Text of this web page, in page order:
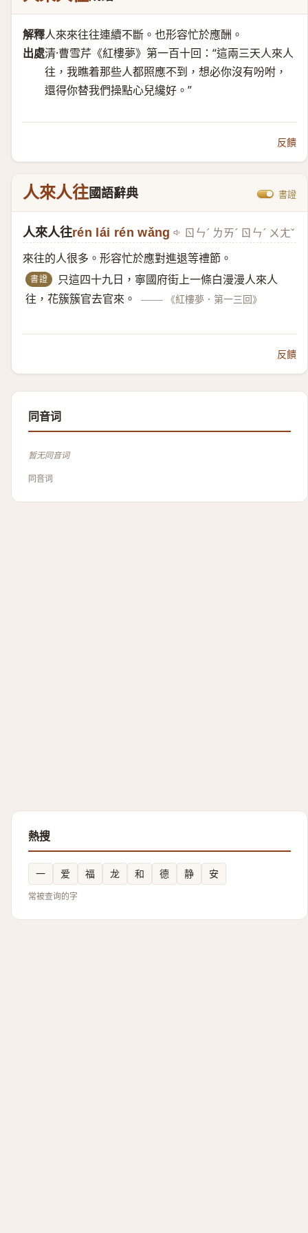
解釋人來來往往連續不斷。也形容忙於應酬。
出處清·曹雪芹《紅樓夢》第一百十回：“這兩三天人來人
往，我瞧着那些人都照應不到，想必你沒有吩咐，
還得你替我們操點心兒纔好。”
反饋
人來人往國語辭典 書證
人來人往rén lái rén wǎng ㄖㄣˊ ㄌㄞˊ ㄖㄣˊ ㄨㄤˇ
來往的人很多。形容忙於應對進退等禮節。
書證
只這四十九日，寧國府街上一條白漫漫人來人
往，花簇簇官去官來。
—— 《紅樓夢．第一三回》
反饋
同音词
暂无同音词
同音词
熱搜
一 爱 福 龙 和 德 静 安
常被查询的字